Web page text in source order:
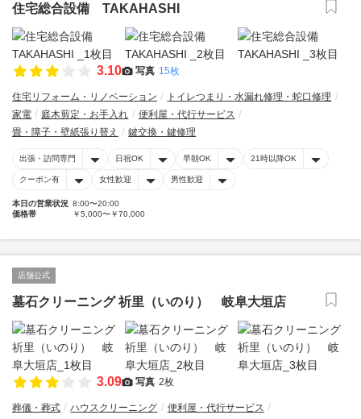
住宅総合設備 TAKAHASHI
3.10 写真 15枚
住宅リフォーム・リノベーション
トイレつまり・水漏れ修理・蛇口修理
家電
庭木剪定・お手入れ
便利屋・代行サービス
畳・障子・壁紙張り替え
鍵交換・鍵修理
出張・訪問専門 日祝OK 早朝OK 21時以降OK
クーポン有 女性歓迎 男性歓迎
本日の営業状況 8:00〜20:00
価格帯
￥5,000〜￥70,000
店舗公式
墓石クリーニング 祈里（いのり） 岐阜大垣店
3.09 写真 2枚
葬儀・葬式 ハウスクリーニング
便利屋・代行サービス